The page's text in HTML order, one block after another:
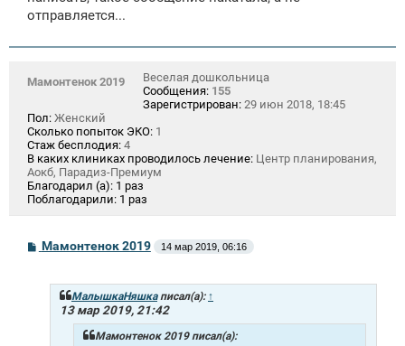
отправляется...
Мамонтенок 2019
Веселая дошкольница
Сообщения: 155
Зарегистрирован: 29 июн 2018, 18:45
Пол: Женский
Сколько попыток ЭКО: 1
Стаж бесплодия: 4
В каких клиниках проводилось лечение: Центр планирования,
Аокб, Парадиз-Премиум
Благодарил (а): 1 раз
Поблагодарили: 1 раз
СМамонтенок 2019 14 мар 2019, 06:16
МалышкаНяшкаписал(а): ↑
13 мар 2019, 21:42
Мамонтенок 2019 писал(а):